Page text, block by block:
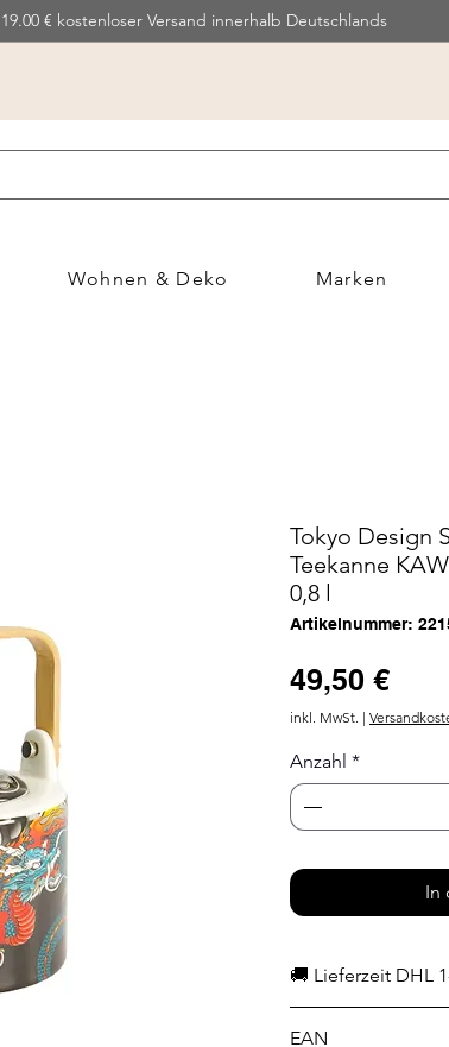
€ kostenloser Versand innerhalb Deutschlands
Wohnen & Deko Marken
Tokyo Design
Teekanne
0,8 l
Artikelnummer:
49,50 €Preis
inkl. MwSt. |
Anzahl *
In
🚚 Lieferzeit DHL
EAN